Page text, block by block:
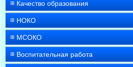
Качество образования
НОКО
МСОКО
Воспитательная работа